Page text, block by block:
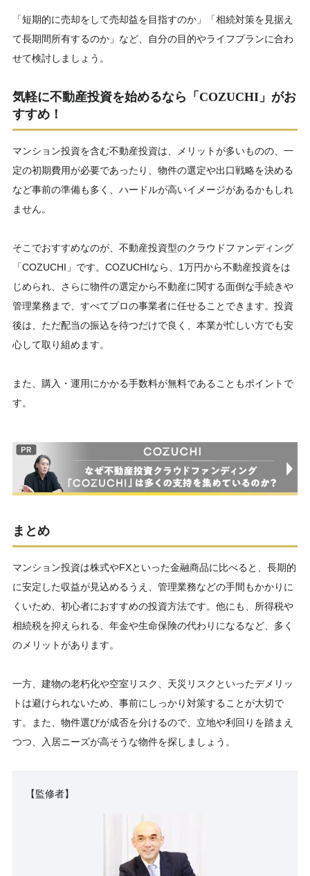
「短期的に売却をして売却益を目指すのか」「相続対策を見据え
て長期間所有するのか」など、自分の目的やライフプランに合わ
せて検討しましょう。
気軽に不動産投資を始めるなら「COZUCHI」がお
すすめ！
マンション投資を含む不動産投資は、メリットが多いものの、一
定の初期費用が必要であったり、物件の選定や出口戦略を決める
など事前の準備も多く、ハードルが高いイメージがあるかもしれ
ません。
そこでおすすめなのが、不動産投資型のクラウドファンディング
「COZUCHI」です。COZUCHIなら、1万円から不動産投資をは
じめられ、さらに物件の選定から不動産に関する面倒な手続きや
管理業務まで、すべてプロの事業者に任せることできます。投資
後は、ただ配当の振込を待つだけで良く、本業が忙しい方でも安
心して取り組めます。
また、購入・運用にかかる手数料が無料であることもポイントで
す。
まとめ
マンション投資は株式やFXといった金融商品に比べると、長期的
に安定した収益が見込めるうえ、管理業務などの手間もかかりに
くいため、初心者におすすめの投資方法です。他にも、所得税や
相続税を抑えられる、年金や生命保険の代わりになるなど、多く
のメリットがあります。
一方、建物の老朽化や空室リスク、天災リスクといったデメリッ
トは避けられないため、事前にしっかり対策することが大切で
す。また、物件選びが成否を分けるので、立地や利回りを踏まえ
つつ、入居ニーズが高そうな物件を探しましょう。
【監修者】